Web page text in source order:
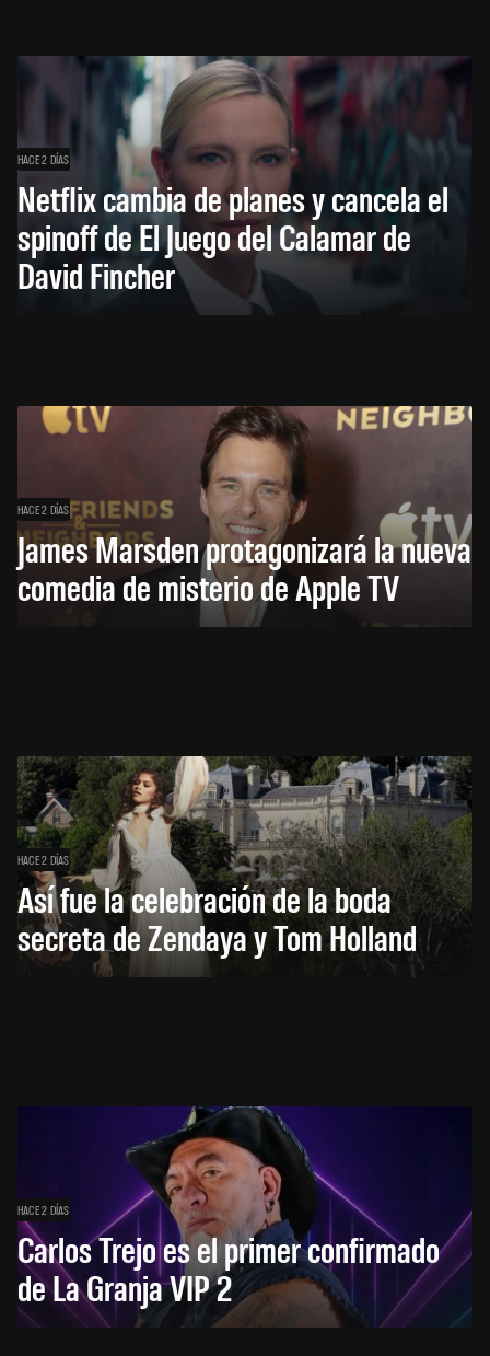
HACE 2 DÍAS
Netflix cambia de planes y cancela el
spinoff de El Juego del Calamar de
David Fincher
HACE 2 DÍAS
James Marsden protagonizará la nueva
comedia de misterio de Apple TV
HACE 2 DÍAS
Así fue la celebración de la boda
secreta de Zendaya y Tom Holland
HACE 2 DÍAS
Carlos Trejo es el primer confirmado
de La Granja VIP 2